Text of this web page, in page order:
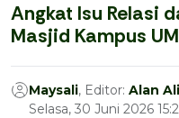
Angkat Isu Relasi
Masjid Kampus
Maysali, Editor: Alan
Selasa, 30 Juni 2026